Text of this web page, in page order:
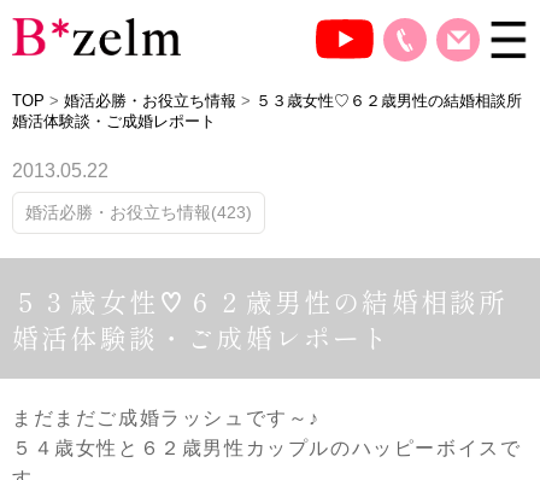
TOP > 婚活必勝・お役立ち情報 > ５３歳女性♡６２歳男性の結婚相談所
婚活体験談・ご成婚レポート
2013.05.22
婚活必勝・お役立ち情報(423)
５３歳女性♡６２歳男性の結婚相談所
婚活体験談・ご成婚レポート
まだまだご成婚ラッシュです～♪
５４歳女性と６２歳男性カップルのハッピーボイスで